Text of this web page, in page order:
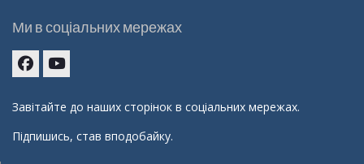
Ми в соціальних мережах
Завітайте до наших сторінок в соціальних мережах.
Підпишись, став вподобайку.